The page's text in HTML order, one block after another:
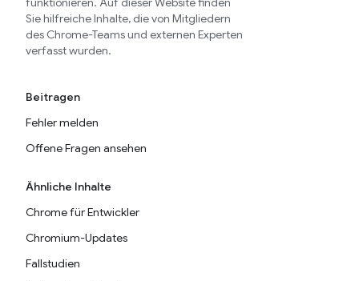
Sie hilfreiche Inhalte, die von Mitgliedern
des Chrome-Teams und externen Experten
verfasst wurden.
Beitragen
Fehler melden
Offene Fragen ansehen
Ähnliche Inhalte
Chrome für Entwickler
Chromium-Updates
Fallstudien